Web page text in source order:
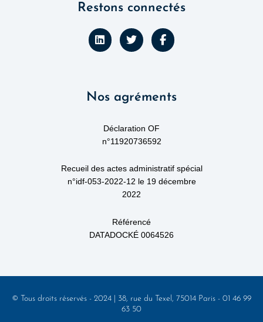
Restons connectés
L
i
n
i
T
w
i
r
F
a
c
o
Nos agréments
Déclaration OF
n°11920736592
Recueil des actes administratif spécial
n°idf-053-2022-12 le 19 décembre
2022
Référencé
DATADOCKÉ 0064526
© Tous droits réservés - 2024 | 38, rue du Texel, 75014 Paris - 01 46 99
63 50